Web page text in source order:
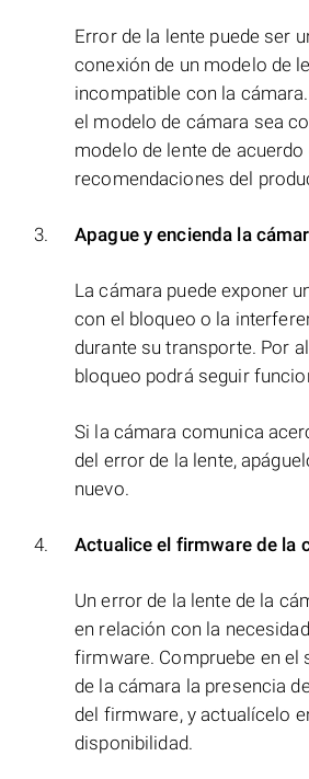
Error de la lente puede ser
conexión de un modelo de
incompatible con la
el modelo de cámara sea
modelo de lente de acuerdo
recomendaciones del
Apague y encienda la
La cámara puede exponer
con el bloqueo o la
durante su transporte. Por
bloqueo podrá seguir
Si la cámara comunica
del error de la lente,
nuevo.
Actualice el firmware de la
Un error de la lente de la
en relación con la
firmware. Compruebe en el
de la cámara la presencia
del firmware, y actualícelo
disponibilidad.